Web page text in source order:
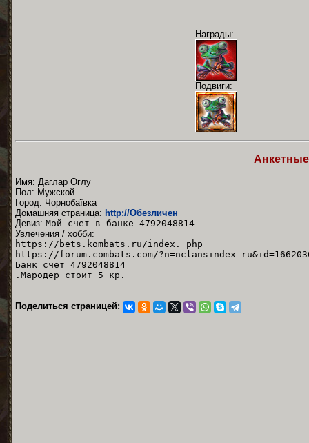
Награды:
Подвиги:
Имя: Даглар Оглу
Пол: Мужской
Город: Чорнобаївка
Домашняя страница: http://Обезличен
Девиз: Мой счет в банке 4792048814
Увлечения / хобби:
https://bets.kombats.ru/index. php
https://forum.combats.com/
Банк счет 4792048814
.Мародер стоит 5 кр.
Поделиться страницей: